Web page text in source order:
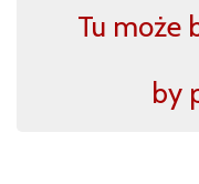
Tu może
by